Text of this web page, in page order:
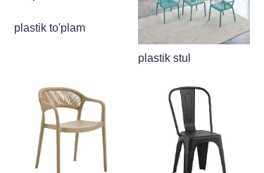
plastik to'plam
plastik stul